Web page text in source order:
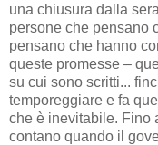
una chiusura dalla
persone che pensano
pensano che hanno
queste promesse –
su cui sono scritti...
temporeggiare e fa
che è inevitabile. Fino
contano quando il